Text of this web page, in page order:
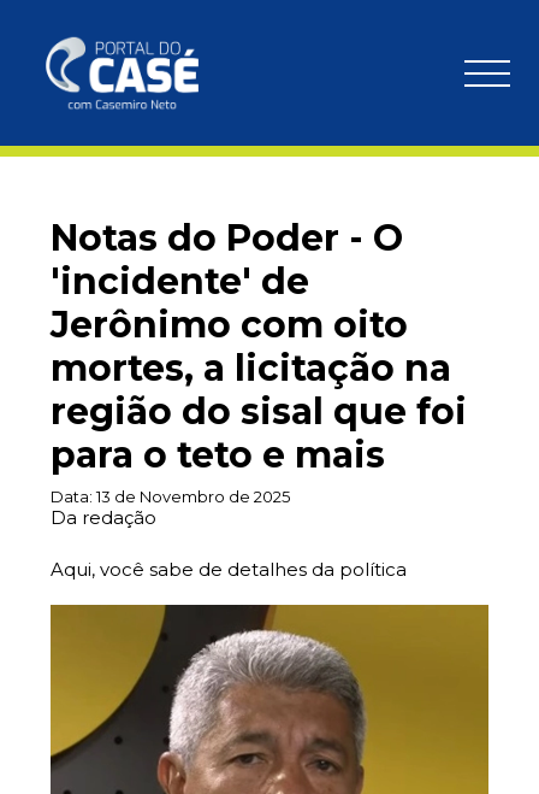
Notas do Poder - O
'incidente' de
Jerônimo com oito
mortes, a licitação na
região do sisal que foi
para o teto e mais
Data:13 de Novembro de 2025
Da redação
Aqui, você sabe de detalhes da política